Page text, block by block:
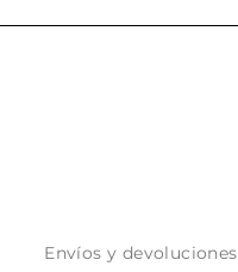
Envíos y devoluciones